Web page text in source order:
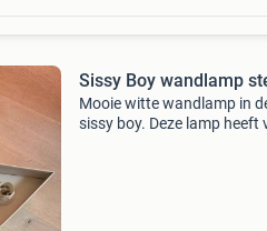
Sissy Boy wandlamp
Mooie witte wandlamp in
sissy boy. Deze lamp heeft